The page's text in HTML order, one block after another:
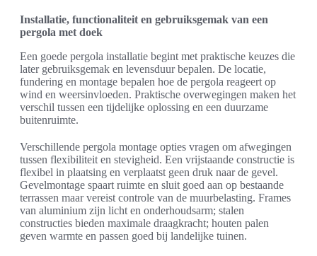
Installatie, functionaliteit en gebruiksgemak van een
pergola met doek
Een goede pergola installatie begint met praktische keuzes die
later gebruiksgemak en levensduur bepalen. De locatie,
fundering en montage bepalen hoe de pergola reageert op
wind en weersinvloeden. Praktische overwegingen maken het
verschil tussen een tijdelijke oplossing en een duurzame
buitenruimte.
Verschillende pergola montage opties vragen om afwegingen
tussen flexibiliteit en stevigheid. Een vrijstaande constructie is
flexibel in plaatsing en verplaatst geen druk naar de gevel.
Gevelmontage spaart ruimte en sluit goed aan op bestaande
terrassen maar vereist controle van de muurbelasting. Frames
van aluminium zijn licht en onderhoudsarm; stalen
constructies bieden maximale draagkracht; houten palen
geven warmte en passen goed bij landelijke tuinen.